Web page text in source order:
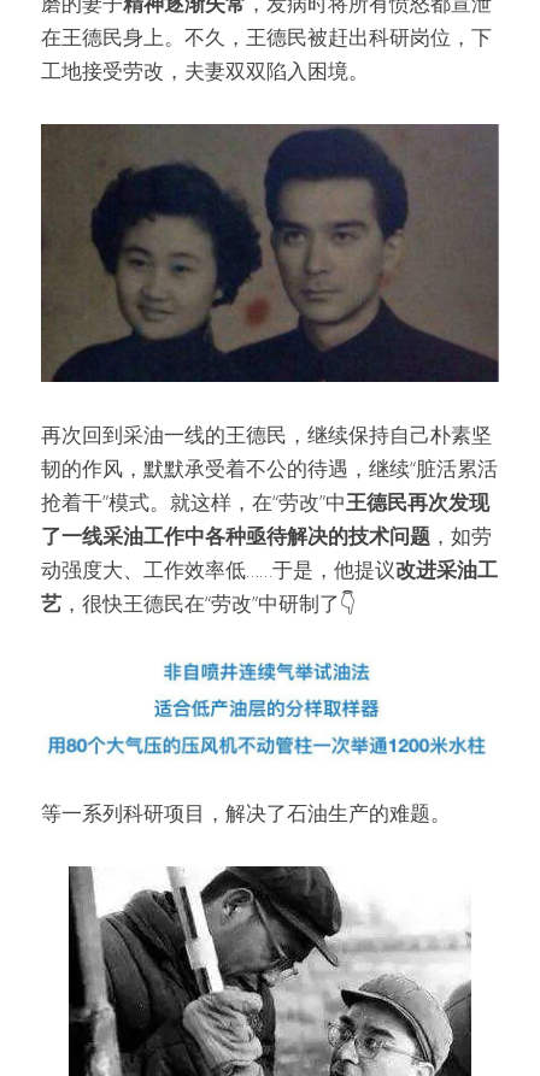
在王德民身上。不久，王德民被赶出科研岗位，下
工地接受劳改，夫妻双双陷入困境。
再次回到采油一线的王德民，继续保持自己朴素坚
韧的作风，默默承受着不公的待遇，继续“脏活累活
抢着干”模式。就这样，在“劳改”中王德民再次发现
了一线采油工作中各种亟待解决的技术问题 ，如劳
动强度大、工作效率低……于是，他提议改进采油工
艺 ，很快王德民在“劳改”中研制了👇
等一系列科研项目，解决了石油生产的难题。